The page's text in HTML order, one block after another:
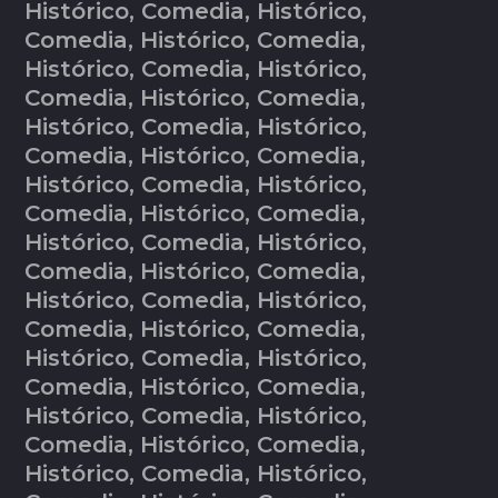
Histórico, Comedia, Histórico,
Comedia, Histórico, Comedia,
Histórico, Comedia, Histórico,
Comedia, Histórico, Comedia,
Histórico, Comedia, Histórico,
Comedia, Histórico, Comedia,
Histórico, Comedia, Histórico,
Comedia, Histórico, Comedia,
Histórico, Comedia, Histórico,
Comedia, Histórico, Comedia,
Histórico, Comedia, Histórico,
Comedia, Histórico, Comedia,
Histórico, Comedia, Histórico,
Comedia, Histórico, Comedia,
Histórico, Comedia, Histórico,
Comedia, Histórico, Comedia,
Histórico, Comedia, Histórico,